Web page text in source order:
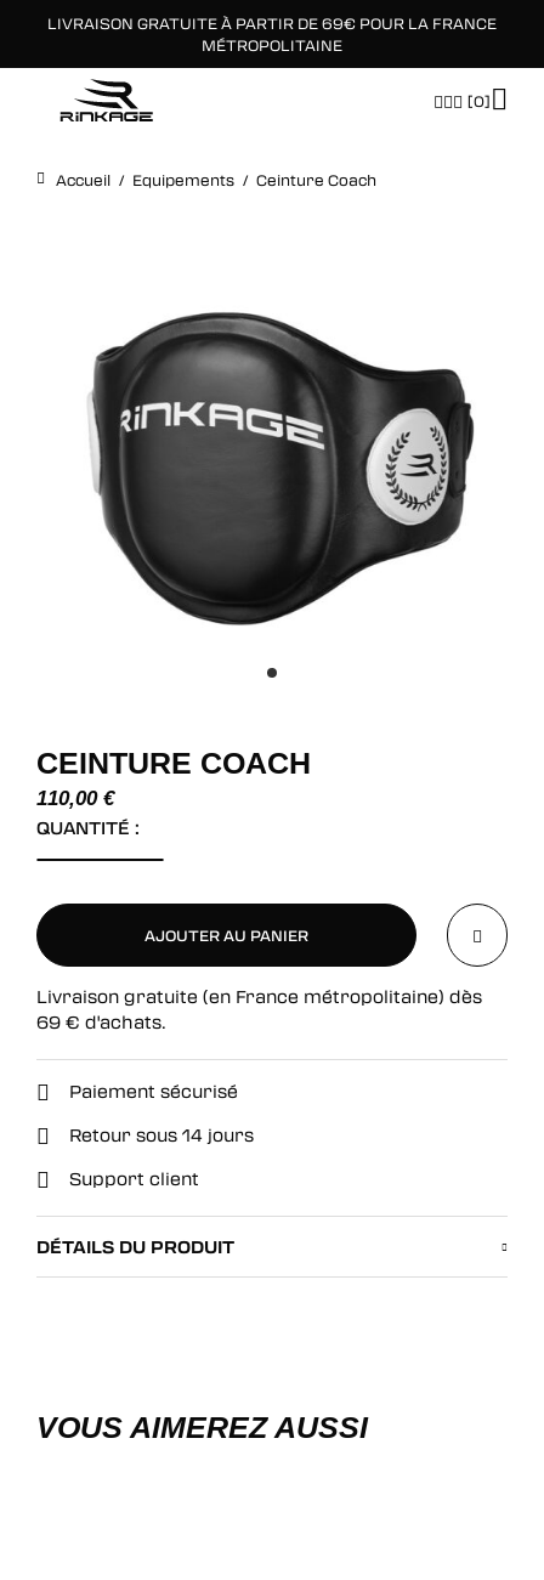
LIVRAISON GRATUITE À PARTIR DE 69€ POUR LA FRANCE
MÉTROPOLITAINE
[0]
Accueil / Equipements / Ceinture Coach
CEINTURE COACH
110,00 €
QUANTITÉ :
AJOUTER AU PANIER
AJOUTER AU PANIER
Livraison gratuite (en France métropolitaine) dès
69 € d'achats.
Paiement sécurisé
Retour sous 14 jours
Support client
DÉTAILS DU PRODUIT
VOUS AIMEREZ AUSSI